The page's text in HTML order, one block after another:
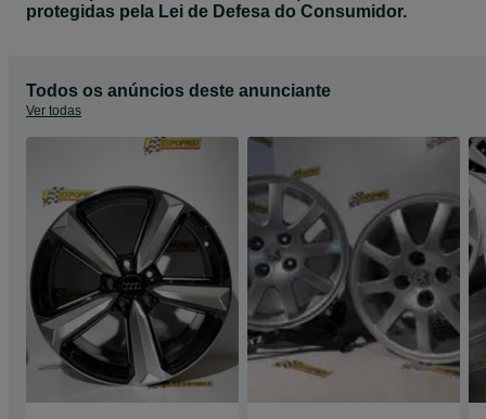
protegidas pela Lei de Defesa do Consumidor.
Todos os anúncios deste anunciante
Ver todas